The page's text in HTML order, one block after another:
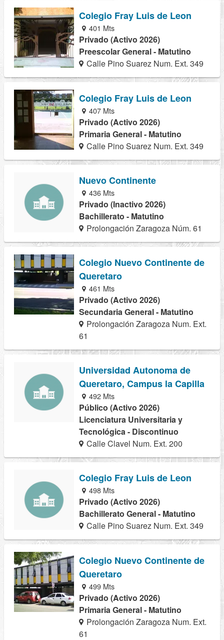
Colegio Fray Luis de Leon
401 Mts
Privado (Activo 2026)
Preescolar General - Matutino
Calle Pino Suarez Num. Ext. 349
Colegio Fray Luis de Leon
407 Mts
Privado (Activo 2026)
Primaria General - Matutino
Calle Pino Suarez Num. Ext. 349
Nuevo Continente
436 Mts
Privado (Inactivo 2026)
Bachillerato - Matutino
Prolongación Zaragoza Núm. 61
Colegio Nuevo Continente de
Queretaro
461 Mts
Privado (Activo 2026)
Secundaria General - Matutino
Prolongación Zaragoza Num. Ext.
61
Universidad Autonoma de
Queretaro, Campus la Capilla
492 Mts
Público (Activo 2026)
Licenciatura Universitaria y
Tecnológica - Discontinuo
Calle Clavel Num. Ext. 200
Colegio Fray Luis de Leon
498 Mts
Privado (Activo 2026)
Bachillerato General - Matutino
Calle Pino Suarez Num. Ext. 349
Colegio Nuevo Continente de
Queretaro
499 Mts
Privado (Activo 2026)
Primaria General - Matutino
Prolongación Zaragoza Num. Ext.
61